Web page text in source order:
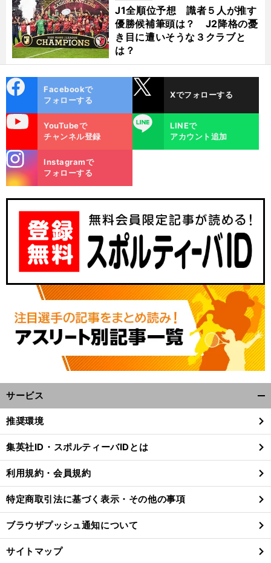
J1全順位予想 識者５人が推す
優勝候補筆頭は？ J2降格の憂
き目に遭いそうな３クラブと
は？
ok
Facebookで
フォローする
Xでフォローする
YouTubeで
チャンネル登録
LINE
LINEで
アカウント追加
m
Instagramで
フォローする
サービス
閉
る
推奨環境
集英社ID・スポルティーバIDとは
利用規約・会員規約
特定商取引法に基づく表示・その他の事項
ブラウザプッシュ通知について
サイトマップ